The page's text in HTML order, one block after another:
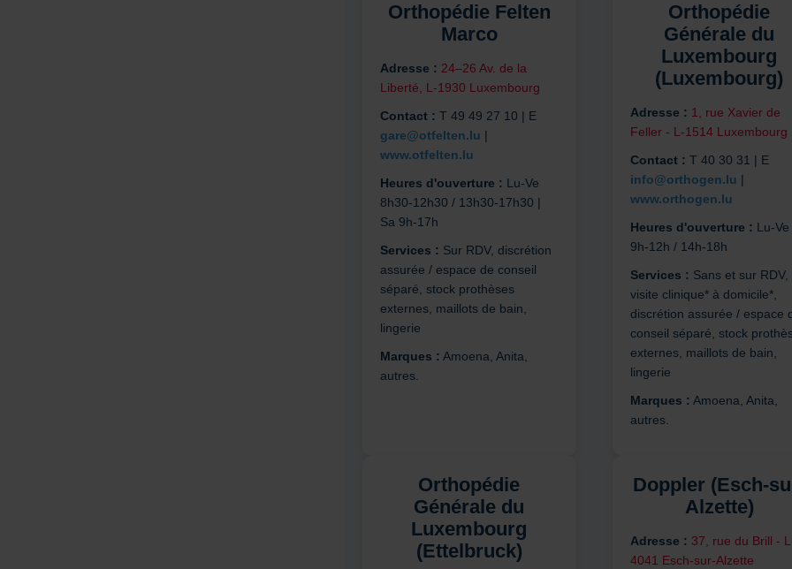
Orthopédie Felten
Marco
Adresse : 24–26 Av. de la
Liberté, L-1930 Luxembourg
Contact : T 49 49 27 10 | E
gare@otfelten.lu |
www.otfelten.lu
Heures d'ouverture : Lu-Ve
8h30-12h30 / 13h30-17h30 |
Sa 9h-17h
Services : Sur RDV, discrétion
assurée / espace de conseil
séparé, stock prothèses
externes, maillots de bain,
lingerie
Marques : Amoena, Anita,
autres.
Orthopédie
Générale du
Luxembourg
(Luxembourg)
Adresse : 1, rue Xavier de
Feller - L-1514 Luxembourg
Contact : T 40 30 31 | E
info@orthogen.lu |
www.orthogen.lu
Heures d'ouverture : Lu-Ve
9h-12h / 14h-18h
Services : Sans et sur RDV,
visite clinique* à domicile*,
discrétion assurée / espace
conseil séparé, stock
externes, maillots de bain,
lingerie
Marques : Amoena, Anita,
autres.
Orthopédie
Générale du
Luxembourg
(Ettelbruck)
Doppler (Esch-
Alzette)
Adresse : 37, rue du Brill -
4041 Esch-sur-Alzette